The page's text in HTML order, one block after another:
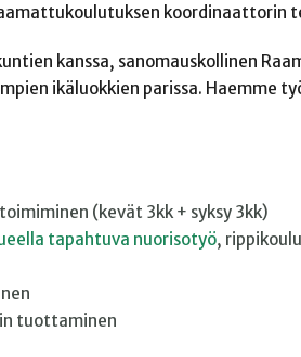
koordinaattorin
kanssa, sanomauskollinen
ikäluokkien parissa. Haemme
(kevät 3kk + syksy 3kk)
tapahtuva nuorisotyö,
tuottaminen